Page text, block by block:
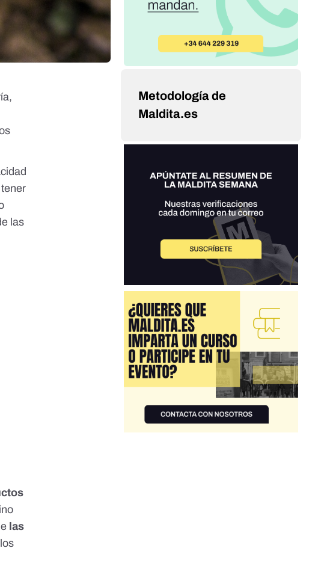
las
las
Metodología de
Maldita.es